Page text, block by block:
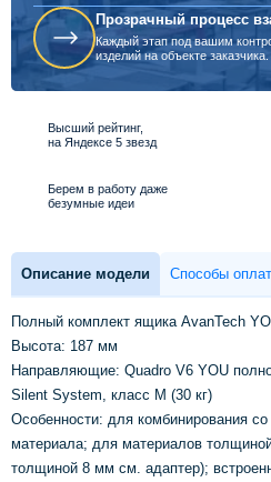
Прозрачный процесс
Каждый этап под вашим
изделий на объекте заказчика.
Высший рейтинг,
на Яндексе 5 звезд
Берем в работу даже
безумные идеи
Описание модели Способы
Полный комплект ящика AvanTech
Высота: 187 мм
Направляющие: Quadro V6 YOU
Silent System, класс M (30 кг)
Особенности: для комбинирования со
материала; для материалов
толщиной 8 мм см. адаптер);